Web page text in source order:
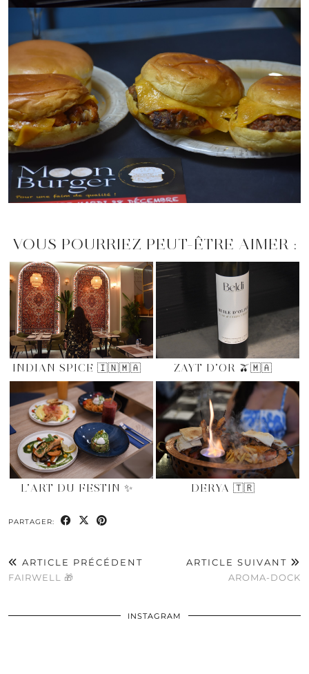
VOUS POURRIEZ PEUT-ÊTRE AIMER :
INDIAN SPICE 🇮🇳🇲🇦 ZAYT D’OR 🫒🇲🇦
L’ART DU FESTIN ✨ DERYA 🇹🇷
PARTAGER:
ARTICLE PRÉCÉDENT
FAIRWELL 🎁
ARTICLE SUIVANT
AROMA-DOCK
INSTAGRAM